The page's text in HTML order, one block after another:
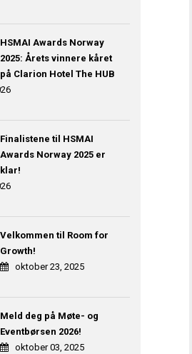
HSMAI Awards Norway
2025: Årets vinnere kåret
på Clarion Hotel The HUB
Finalistene til HSMAI
Awards Norway 2025 er
klar!
Velkommen til Room for
Growth!
oktober 23, 2025
Meld deg på Møte- og
Eventbørsen 2026!
oktober 03, 2025